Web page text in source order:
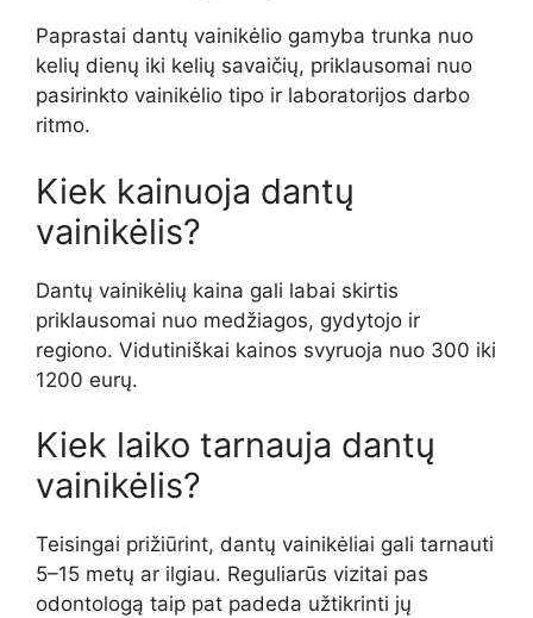
Paprastai dantų vainikėlio gamyba trunka nuo
kelių dienų iki kelių savaičių, priklausomai nuo
pasirinkto vainikėlio tipo ir laboratorijos darbo
ritmo.
Kiek kainuoja dantų
vainikėlis?
Dantų vainikėlių kaina gali labai skirtis
priklausomai nuo medžiagos, gydytojo ir
regiono. Vidutiniškai kainos svyruoja nuo 300 iki
1200 eurų.
Kiek laiko tarnauja dantų
vainikėlis?
Teisingai prižiūrint, dantų vainikėliai gali tarnauti
5–15 metų ar ilgiau. Reguliarūs vizitai pas
odontologą taip pat padeda užtikrinti jų